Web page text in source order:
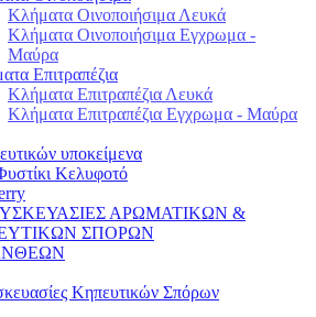
Κλήματα Οινοποιήσιμα Λευκά
Κλήματα Οινοποιήσιμα Εγχρωμα -
Μαύρα
Επιτραπέζια
Κλήματα Επιτραπέζια Λευκά
Κλήματα Επιτραπέζια Εγχρωμα - Μαύρα
υποκείμενα
Κελυφοτό
ΑΡΩΜΑΤΙΚΩΝ &
ΣΠΟΡΩΝ
Κηπευτικών Σπόρων